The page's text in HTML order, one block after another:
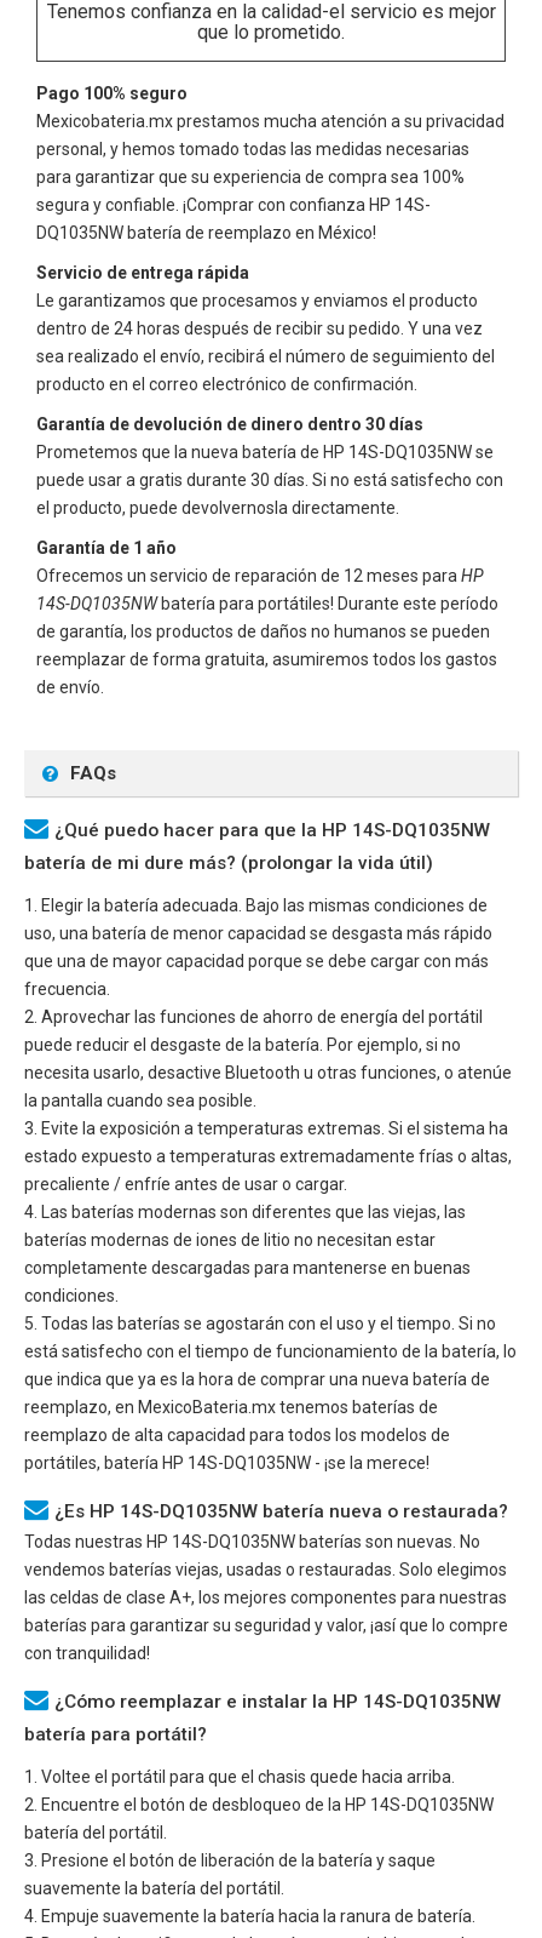
Tenemos confianza en la calidad-el servicio es mejor
que lo prometido.
Pago 100% seguro
Mexicobateria.mx prestamos mucha atención a su privacidad
personal, y hemos tomado todas las medidas necesarias
para garantizar que su experiencia de compra sea 100%
segura y confiable. ¡Comprar con confianza HP 14S-
DQ1035NW batería de reemplazo en México!
Servicio de entrega rápida
Le garantizamos que procesamos y enviamos el producto
dentro de 24 horas después de recibir su pedido. Y una vez
sea realizado el envío, recibirá el número de seguimiento del
producto en el correo electrónico de confirmación.
Garantía de devolución de dinero dentro 30 días
Prometemos que la nueva batería de HP 14S-DQ1035NWse
puede usar a gratis durante 30 días. Si no está satisfecho con
el producto, puede devolvernosla directamente.
Garantía de 1 año
Ofrecemos un servicio de reparación de 12 meses para HP
14S-DQ1035NWbatería para portátiles! Durante este período
de garantía, los productos de daños no humanos se pueden
reemplazar de forma gratuita, asumiremos todos los gastos
de envío.
FAQs
¿Qué puedo hacer para que la HP 14S-DQ1035NW
batería de mi dure más? (prolongar la vida útil)
1. Elegir la batería adecuada. Bajo las mismas condiciones de
uso, una batería de menor capacidad se desgasta más rápido
que una de mayor capacidad porque se debe cargar con más
frecuencia.
2. Aprovechar las funciones de ahorro de energía del portátil
puede reducir el desgaste de la batería. Por ejemplo, si no
necesita usarlo, desactive Bluetooth u otras funciones, o atenúe
la pantalla cuando sea posible.
3. Evite la exposición a temperaturas extremas. Si el sistema ha
estado expuesto a temperaturas extremadamente frías o altas,
precaliente / enfríe antes de usar o cargar.
4. Las baterías modernas son diferentes que las viejas, las
baterías modernas de iones de litio no necesitan estar
completamente descargadas para mantenerse en buenas
condiciones.
5. Todas las baterías se agostarán con el uso y el tiempo. Si no
está satisfecho con el tiempo de funcionamiento de la batería, lo
que indica que ya es la hora de comprar una nueva batería de
reemplazo, en MexicoBateria.mx tenemos baterías de
reemplazo de alta capacidad para todos los modelos de
portátiles, batería HP 14S-DQ1035NW - ¡se la merece!
¿Es HP 14S-DQ1035NW batería nueva o restaurada?
Todas nuestras HP 14S-DQ1035NW baterías son nuevas. No
vendemos baterías viejas, usadas o restauradas. Solo elegimos
las celdas de clase A+, los mejores componentes para nuestras
baterías para garantizar su seguridad y valor, ¡así que lo compre
con tranquilidad!
¿Cómo reemplazar e instalar la HP 14S-DQ1035NW
batería para portátil?
1. Voltee el portátil para que el chasis quede hacia arriba.
2. Encuentre el botón de desbloqueo de la HP 14S-DQ1035NW
batería del portátil.
3. Presione el botón de liberación de la batería y saque
suavemente la batería del portátil.
4. Empuje suavemente la batería hacia la ranura de batería.